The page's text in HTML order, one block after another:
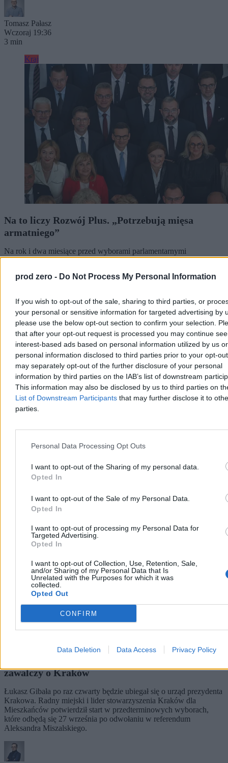
prod zero - Do Not Process My Personal Information
If you wish to opt-out of the sale, sharing to third parties, or
your personal or sensitive information for targeted advertising by
please use the below opt-out section to confirm your selection.
that after your opt-out request is processed you may continue
interest-based ads based on personal information utilized by us or
personal information disclosed to third parties prior to your opt-
may separately opt-out of the further disclosure of your personal
information by third parties on the IAB’s list of downstream
This information may also be disclosed by us to third parties on
List of Downstream Participants that may further disclose it to
parties.
Personal Data Processing Opt Outs
I want to opt-out of the Sharing of my personal data.
Opted In
I want to opt-out of the Sale of my Personal Data.
Opted In
I want to opt-out of processing my Personal Data for
Targeted Advertising.
Opted In
I want to opt-out of Collection, Use, Retention, Sale,
and/or Sharing of my Personal Data that Is
Unrelated with the Purposes for which it was
collected.
Opted Out
CONFIRM
Data Deletion Data Access Privacy Policy
Tomasz Pałasz
Wczoraj 19:36
3 min
Kraj
Na to liczy Rozwój Plus. „Potrzebują mięsa
armatniego”
Na rok i dwa miesiące przed wyborami parlamentarnymi
stowarzyszenie Rozwój Plus ma ok. 6 proc. poparcia. Jak
zainteresowanie – słyszymy wśród jego stronników. Pozostaje
Kasjan Owsianko
Wczoraj 19:18
5 min
Reklama
Reklama
Kraj
zawalczy o Kraków
Łukasz Gibała po raz czwarty będzie ubiegał się o urząd prezydenta
Krakowa. Radny miejski i lider stowarzyszenia Kraków dla
Mieszkańców potwierdził start w przedterminowych wyborach,
które odbędą się 27 września po odwołaniu w referendum
Aleksandra Miszalskiego.